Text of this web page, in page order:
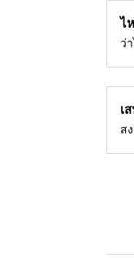
ไ
ว่
เ
ส